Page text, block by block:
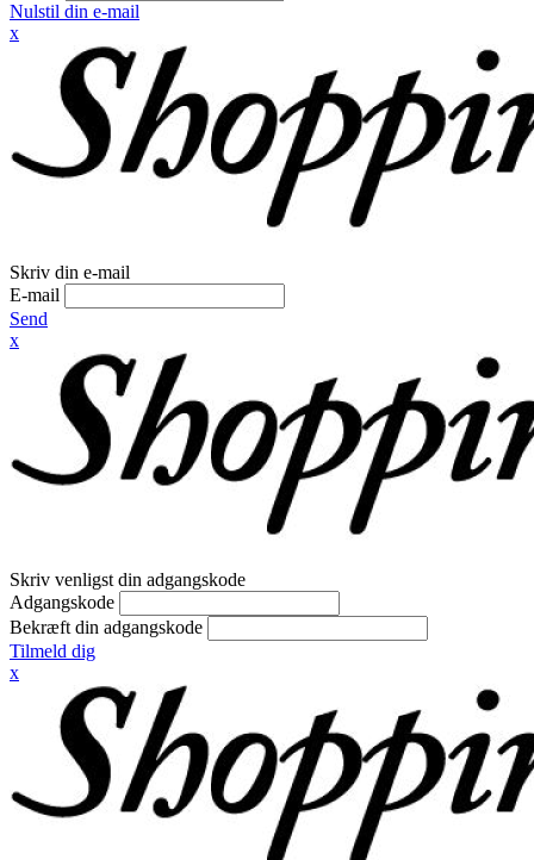
Nulstil din e-mail
x
Skriv din e-mail
E-mail
Send
x
Skriv venligst din adgangskode
Adgangskode
Bekræft din adgangskode
Tilmeld dig
x